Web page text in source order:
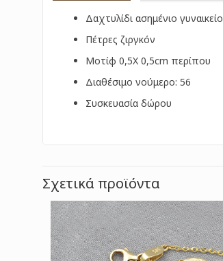
Δαχτυλίδι ασημένιο γυναικείο
Πέτρες ζιργκόν
Μοτίφ 0,5Χ 0,5cm περίπου
Διαθέσιμο νούμερο: 56
Συσκευασία δώρου
Σχετικά προϊόντα